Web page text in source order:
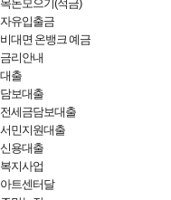
목돈모으기(적금)
자유입출금
비대면 온뱅크 예금
금리안내
대출
담보대출
전세금담보대출
서민지원대출
신용대출
복지사업
아트센터달